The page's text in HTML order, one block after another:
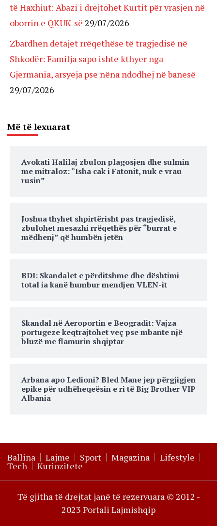
të Haxhiut: Abazi i drejtohet Kurtit për vrasjen në
oborrin e QKUK-së 29/07/2026
Zbardhen detajet rrëqethëse të tragjedisë në
Shkodër: Familja sapo ishte kthyer nga
Gjermania, arsyeja pse nëna ndodhej në banesë
29/07/2026
Më të lexuarat
Avokati Halilaj zbulon plagosjen dhe sulmin
me mitraloz: “Isha cak i Fatonit, nuk e vrau
rusin”
Joshua thyhet shpirtërisht pas tragjedisë,
zbulohet mesazhi rrëqethës për “burrat e
mëdhenj” që humbën jetën
BDI: Skandalet e përditshme dhe dështimi
total ia kanë humbur mendjen VLEN-it
Skandal në Aeroportin e Beogradit: Vajza
portugeze keqtrajtohet veç pse mbante një
bluzë me flamurin shqiptar
Arbana apo Ledioni? Bled Mane jep përgjigjen
epike për udhëheqeësin e ri të Big Brother VIP
Albania
Ballina Lajme Sport Magazina Lifestyle
Tech Kuriozitete
Të gjitha të drejtat janë të rezervuara © 2012 -
2023 Portali Lajmishqip